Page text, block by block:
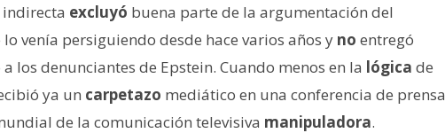
excluyó buena parte de la argumentación del
venía persiguiendo desde hace varios años y no entregó
los denunciantes de Epstein. Cuando menos en la lógica de
ya un carpetazo mediático en una conferencia de prensa
de la comunicación televisiva manipuladora.